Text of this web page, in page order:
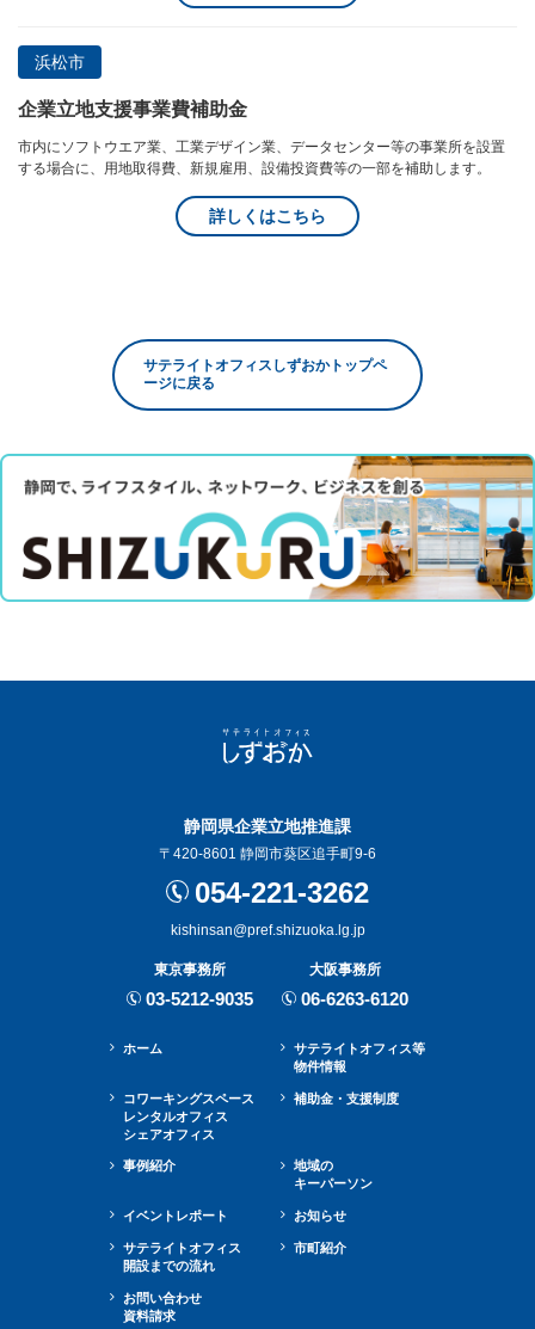
浜松市
企業立地支援事業費補助金
市内にソフトウエア業、工業デザイン業、データセンター等の事業所を設置
する場合に、用地取得費、新規雇用、設備投資費等の一部を補助します。
詳しくはこちら
サテライトオフィスしずおかトップペ
ージに戻る
静岡県企業立地推進課
〒420-8601 静岡市葵区追手町9-6
054-221-3262
kishinsan@pref.shizuoka.lg.jp
東京事務所
03-5212-9035
大阪事務所
06-6263-6120
ホーム
サテライトオフィス等
物件情報
コワーキングスペース
レンタルオフィス
シェアオフィス
補助金・⽀援制度
事例紹介
地域の
キーパーソン
イベントレポート お知らせ
サテライトオフィス
開設までの流れ
市町紹介
お問い合わせ
資料請求